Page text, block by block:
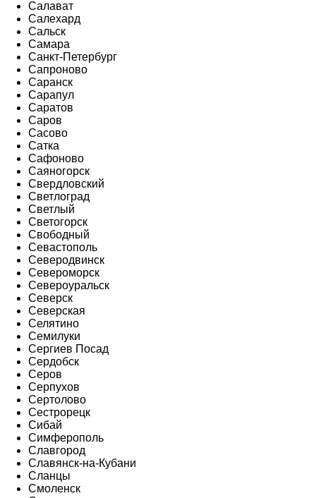
Салават
Салехард
Сальск
Самара
Санкт-Петербург
Сапроново
Саранск
Сарапул
Саратов
Саров
Сасово
Сатка
Сафоново
Саяногорск
Свердловский
Светлоград
Светлый
Светогорск
Свободный
Севастополь
Северодвинск
Североморск
Североуральск
Северск
Северская
Селятино
Семилуки
Сергиев Посад
Сердобск
Серов
Серпухов
Сертолово
Сестрорецк
Сибай
Симферополь
Славгород
Славянск-на-Кубани
Сланцы
Смоленск